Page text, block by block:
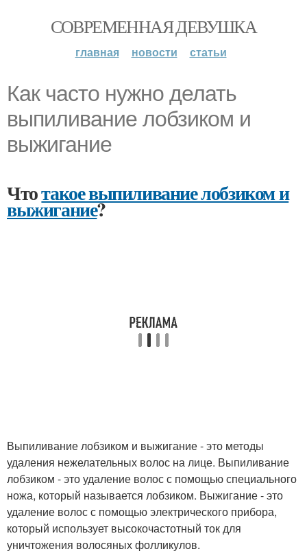
СОВРЕМЕННАЯ ДЕВУШКА
главная новости статьи
Как часто нужно делать
выпиливание лобзиком и
выжигание
Чтотакое выпиливание лобзиком и
выжигание?
Выпиливание лобзиком и выжигание - это методы
удаления нежелательных волос на лице. Выпиливание
лобзиком - это удаление волос с помощью специального
ножа, который называется лобзиком. Выжигание - это
удаление волос с помощью электрического прибора,
который использует высокочастотный ток для
уничтожения волосяных фолликулов.